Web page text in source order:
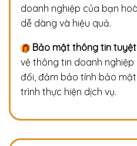
doanh nghiệp của bạn
dễ dàng và hiệu quả.
Bảo mật thông tin
vệ thông tin doanh
đối, đảm bảo tính bảo
trình thực hiện dịch vụ.